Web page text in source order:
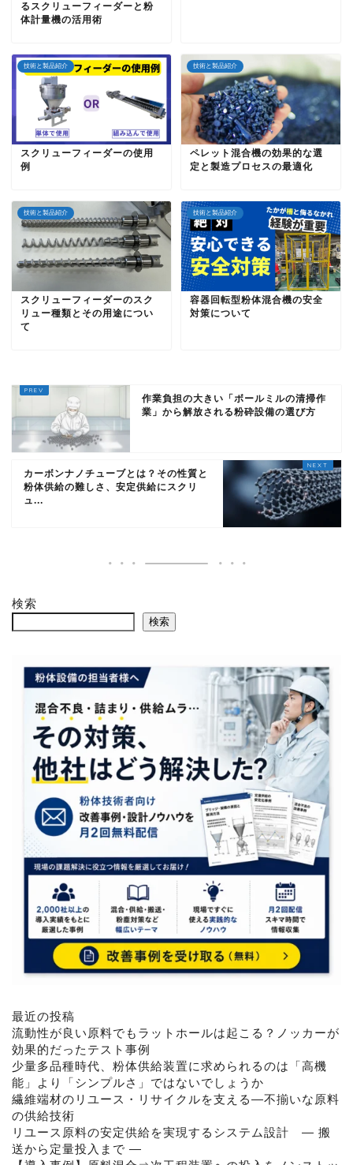
るスクリューフィーダーと粉
体計量機の活用術
技術と製品紹介
スクリューフィーダーの使用
例
技術と製品紹介
ペレット混合機の効果的な選
定と製造プロセスの最適化
技術と製品紹介
スクリューフィーダーのスク
リュー種類とその用途につい
て
技術と製品紹介
容器回転型粉体混合機の安全
対策について
作業負担の大きい「ボールミルの清掃作
業」から解放される粉砕設備の選び方
カーボンナノチューブとは？その性質と
粉体供給の難しさ、安定供給にスクリ
ュ...
検索
検索
最近の投稿
流動性が良い原料でもラットホールは起こる？ノッカーが
効果的だったテスト事例
少量多品種時代、粉体供給装置に求められるのは「高機
能」より「シンプルさ」ではないでしょうか
繊維端材のリユース・リサイクルを支える―不揃いな原料
の供給技術
リユース原料の安定供給を実現するシステム設計 ― 搬
送から定量投入まで ―